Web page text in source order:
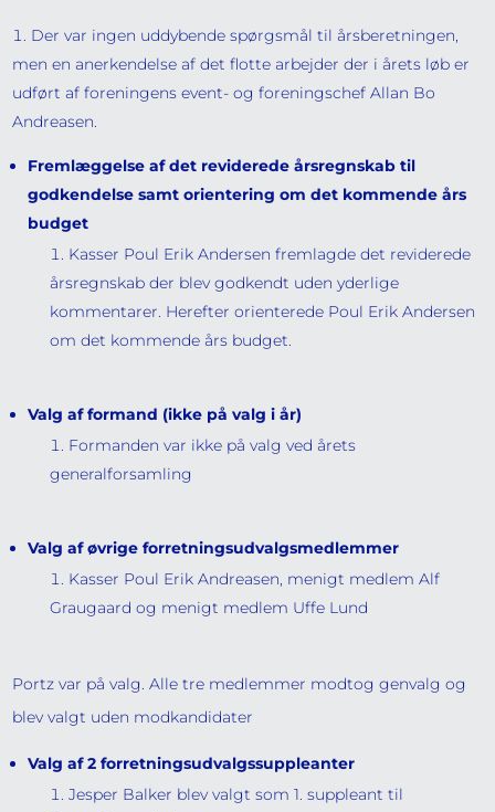
Der var ingen uddybende spørgsmål til årsberetningen,
men en anerkendelse af det flotte arbejder der i årets løb er
udført af foreningens event- og foreningschef Allan Bo
Andreasen.
Fremlæggelse af det reviderede årsregnskab til
godkendelse samt orientering om det kommende års
budget
Kasser Poul Erik Andersen fremlagde det reviderede
årsregnskab der blev godkendt uden yderlige
kommentarer. Herefter orienterede Poul Erik Andersen
om det kommende års budget.
Valg af formand (ikke på valg i år)
Formanden var ikke på valg ved årets
generalforsamling
Valg af øvrige forretningsudvalgsmedlemmer
Kasser Poul Erik Andreasen, menigt medlem Alf
Graugaard og menigt medlem Uffe Lund
Portz var på valg. Alle tre medlemmer modtog genvalg og
blev valgt uden modkandidater
Valg af 2 forretningsudvalgssuppleanter
Jesper Balker blev valgt som 1. suppleant til